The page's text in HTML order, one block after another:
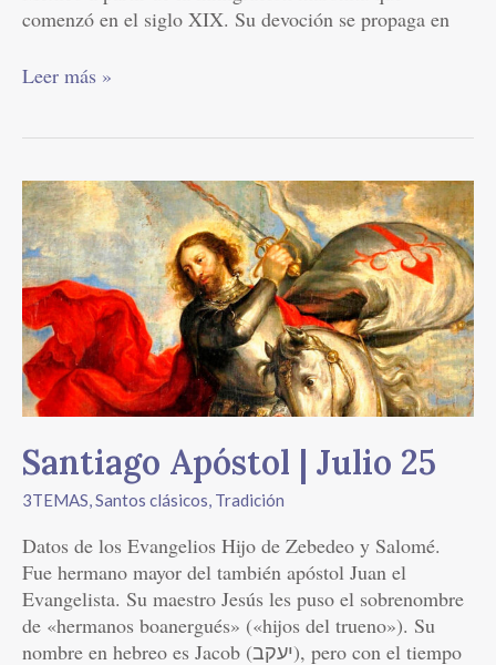
comenzó en el siglo XIX. Su devoción se propaga en
Leer más »
Santiago Apóstol | Julio 25
3TEMAS,Santos clásicos, Tradición
Datos de los Evangelios Hijo de Zebedeo y Salomé.
Fue hermano mayor del también apóstol Juan el
Evangelista. Su maestro Jesús les puso el sobrenombre
de «hermanos boanergués» («hijos del trueno»). Su
nombre en hebreo es Jacob (יעקב), pero con el tiempo
Santiago
Apóstol
|
Julio
25